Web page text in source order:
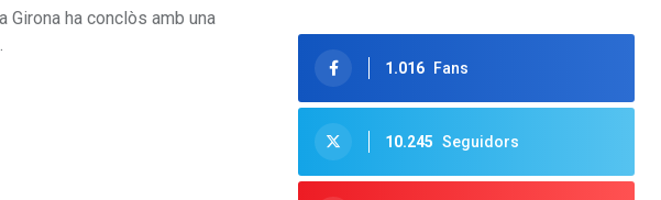
ha conclòs amb una
1.016 Fans
10.245 Seguidors